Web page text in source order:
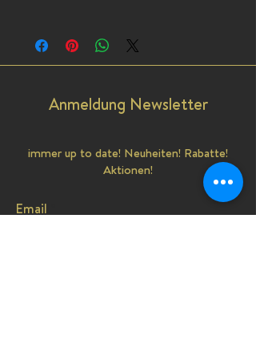
Anmeldung Newsletter
immer up to date! Neuheiten! Rabatte!
Aktionen!
Email